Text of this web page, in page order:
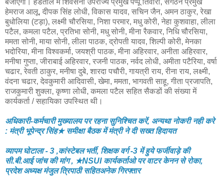
हेमराज आलू, दीपक सिंह लोधी, विकास यादव, सचिन जैन, अमन ठाकुर, रेखा
बुधोलिया (टड़ा), लक्ष्मी चौरसिया, निशा परमार, मधु कोरी, नेहा कुशवाहा, लीला
पटैल, कमला पटैल, प्रतिभा सोनी, मधु सोनी, मीना रैकवार, निधि चौरसिया,
ममता सोनी, माया सोनी, लीला पाठक, द्रोपती यादव, शिल्पी कोरी, मेनका
भदोरिया, मीना विश्वकर्मा, जयश्री पाठक, मीना अहिरवार, अनीता अहिरवार,
मनीषा गुप्ता, जीराबाई अहिरवार, रजनी पाठक, नर्वद लोधी, अमीता पटैरिया, वर्षा
चढार, रेवती ठाकुर, मनीषा दुबे, शारदा पचौरी, गायत्री राय, रीना राय, लक्ष्मी,
वंदना चढार, देवकुमारी आदिवासी, खेमा, ममता, भागवती साहू, गीता प्रजापति,
राजकुमारी शुक्ला, कृष्णा लोधी, कमला पटैल सहित सैकडों की संख्या में
कार्यकर्ता / सहायिका उपस्थित थी।
अधिकारी-कर्मचारी मुख्यालय पर रहना सुनिश्चित करें, अन्यथा नोकरी नही करे
: मंत्री भूपेन्द्र सिंह★ समीक्षा बैठक में मंत्री ने दी सख्त हिदायत
व्यापम घोटाला - 3 ,कांस्टेबल भर्ती, शिक्षक वर्ग -3 में हुये फर्जीवाड़े की
सी.बी.आई जांच की मांग , ★NSUI कार्यकर्ताओ पर वाटर केनन से रोका,
प्रदेश अध्यक्ष मंजुल त्रिपाठी सहितअनेक गिरफ्तार